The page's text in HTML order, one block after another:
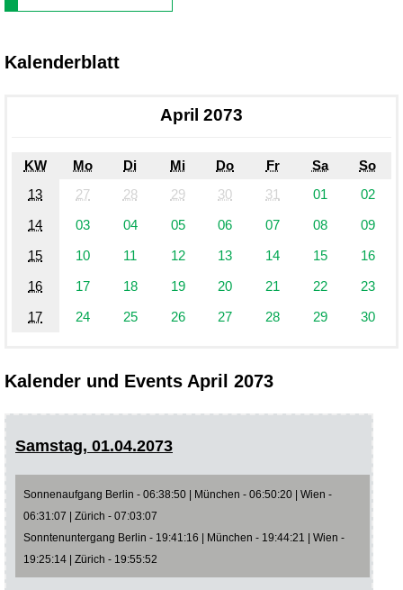
Kalenderblatt
April 2073
KW Mo Di Mi Do Fr Sa
So
13
27 28 29 30 31 01
02
14
03 04 05 06 07 08
09
15
10 11 12 13 14 15
16
16
17 18 19 20 21 22
23
17
24 25 26 27 28 29 30
Kalender und Events April 2073
Samstag, 01.04.2073
Sonnenaufgang Berlin - 06:38:50 | München - 06:50:20 | Wien -
06:31:07 | Zürich - 07:03:07
Sonntenuntergang Berlin - 19:41:16 | München - 19:44:21 | Wien -
19:25:14 | Zürich - 19:55:52